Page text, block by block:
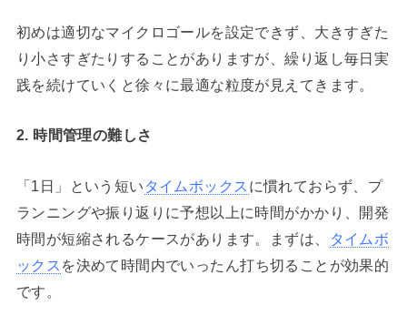
初めは適切なマイクロゴールを設定できず、大きすぎた
り小さすぎたりすることがありますが、繰り返し毎日実
践を続けていくと徐々に最適な粒度が見えてきます。
2. 時間管理の難しさ
「1日」という短い タイムボックス に慣れておらず、プ
ランニングや振り返りに予想以上に時間がかかり、開発
時間が短縮されるケースがあります。まずは、
タイムボ
ックス を決めて時間内でいったん打ち切ることが効果的
です。